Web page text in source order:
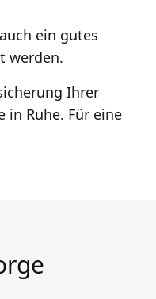
ein gutes
werden.
Ihrer
in Ruhe. Für eine